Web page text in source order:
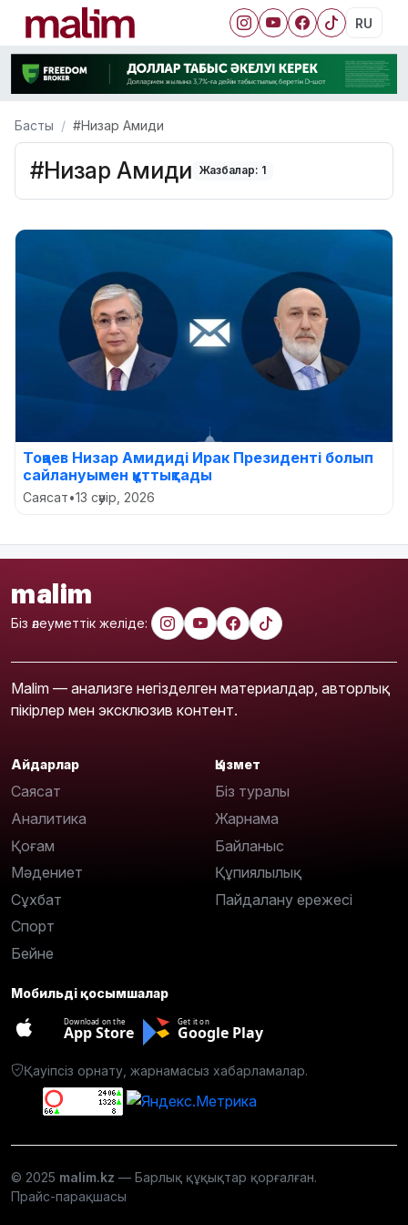
RU
Басты #Низар Амиди
#Низар Амиди Жазбалар: 1
Тоқаев Низар Амидиді Ирак Президенті болып
сайлануымен құттықтады
Саясат•13 сәуір, 2026
malim
Біз әлеуметтік желіде:
Malim — анализге негізделген материалдар, авторлық
пікірлер мен эксклюзив контент.
Айдарлар
Саясат
Аналитика
Қоғам
Мәдениет
Сұхбат
Спорт
Бейне
Қызмет
Біз туралы
Жарнама
Байланыс
Құпиялылық
Пайдалану ережесі
Мобильді қосымшалар
Download on the
App Store
Get it on
Google Play
Қауіпсіз орнату, жарнамасыз хабарламалар.
© 2025 malim.kz — Барлық құқықтар қорғалған.
Прайс-парақшасы